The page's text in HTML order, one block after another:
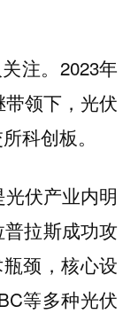
注。2023年
领下，光伏
科创板。
伏产业内明
拉斯成功攻
颈，核心设
等多种光伏